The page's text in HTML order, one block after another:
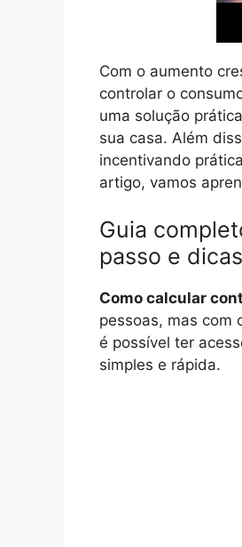
Com o aumento
controlar o
uma solução
sua casa. Além
incentivando
artigo, vamos
Guia
passo e
Como calcular
pessoas, mas com
é possível ter
simples e rápida.